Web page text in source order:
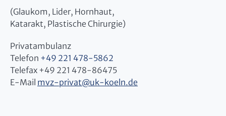
(Glaukom, Lider, Hornhaut,
Katarakt, Plastische Chirurgie)
Privatambulanz
Telefon +49 221 478-5862
Telefax +49 221 478-86475
E-Mail mvz-privat@uk-koeln.de